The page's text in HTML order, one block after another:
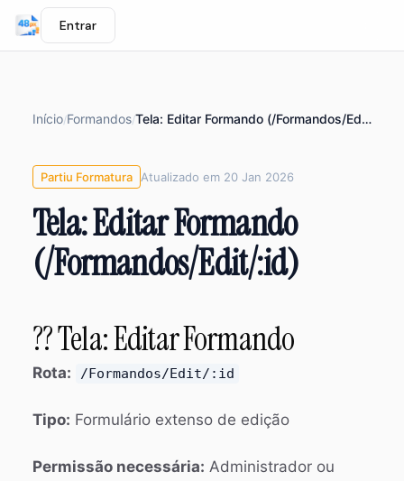
Entrar
Início/Formandos/ Tela: Editar Formando (/Formandos/Edit/:id)
Partiu Formatura Atualizado em 20 Jan 2026
Tela: Editar Formando
(/Formandos/Edit/:id)
?? Tela: Editar Formando
Rota: /Formandos/Edit/:id
Tipo: Formulário extenso de edição
Permissão necessária: Administrador ou